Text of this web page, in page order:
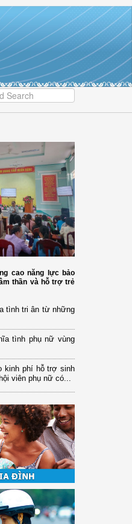
gia bảo hiểm y tế
cao năng lực bảo
thần và hỗ trợ trẻ
tình tri ân từ những
tình phụ nữ vùng
kinh phí hỗ trợ sinh
viên phụ nữ có...